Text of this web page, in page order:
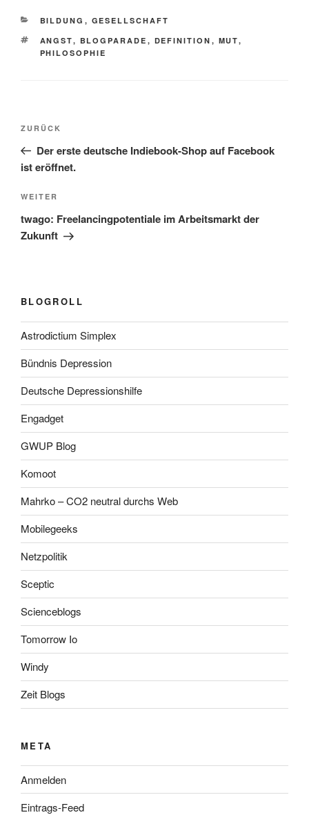
KATEGORIEN
BILDUNG , GESELLSCHAFT
SCHLAGWÖRTER
ANGST, BLOGPARADE , DEFINITION , MUT,
PHILOSOPHIE
Beitragsnavigation
Vorheriger
Beitrag
ZURÜCK
Der erste deutsche Indiebook-Shop auf Facebook
ist eröffnet.
Nächster
Beitrag
WEITER
twago: Freelancingpotentiale im Arbeitsmarkt der
Zukunft
BLOGROLL
Astrodictium Simplex
Bündnis Depression
Deutsche Depressionshilfe
Engadget
GWUP Blog
Komoot
Mahrko – CO2 neutral durchs Web
Mobilegeeks
Netzpolitik
Sceptic
Scienceblogs
Tomorrow Io
Windy
Zeit Blogs
META
Anmelden
Eintrags-Feed